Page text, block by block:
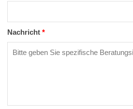
Nachricht *